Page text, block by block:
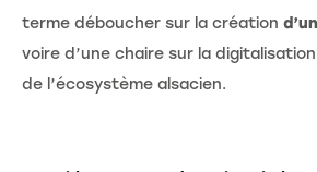
terme déboucher sur la création
voire d’une chaire sur la
de l’écosystème alsacien.